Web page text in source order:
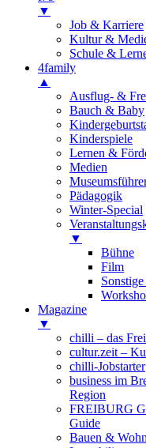
▼
Job & Karriere
Kultur &
Schule &
4family
▲
Ausflug- &
Bauch & Baby
Kinderspiele
Lernen &
Medien
Pädagogik
Winter-Special
▼
Bühne
Film
Magazine
▼
chilli – das
cultur.zeit –
chilli-Jobstarter
business im
Region
FREIBURG
Guide
Bauen &